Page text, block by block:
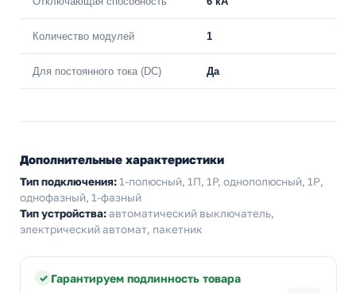
Количество модулей 1
Для постоянного тока (DC) Да
Дополнительные характеристики
Тип подключения:1-полюсный, 1П, 1P, однополюсный, 1Р,
однофазный, 1-фазный
Тип устройства:автоматический выключатель,
электрический автомат, пакетник
Гарантируем подлинность товара